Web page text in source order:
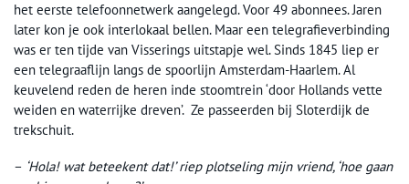
het eerste telefoonnetwerk aangelegd. Voor 49 abonnees. Jaren
later kon je ook interlokaal bellen. Maar een telegrafieverbinding
was er ten tijde van Visserings uitstapje wel. Sinds 1845 liep er
een telegraaflijn langs de spoorlijn Amsterdam-Haarlem. Al
keuvelend reden de heren inde stoomtrein ‘door Hollands vette
weiden en waterrijke dreven’. Ze passeerden bij Sloterdijk de
trekschuit.
– ‘Hola! wat beteekent dat!’ riep plotseling mijn vriend, ‘hoe gaan